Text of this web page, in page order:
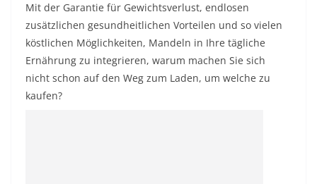
Mit der Garantie für Gewichtsverlust, endlosen
zusätzlichen gesundheitlichen Vorteilen und so vielen
köstlichen Möglichkeiten, Mandeln in Ihre tägliche
Ernährung zu integrieren, warum machen Sie sich
nicht schon auf den Weg zum Laden, um welche zu
kaufen?